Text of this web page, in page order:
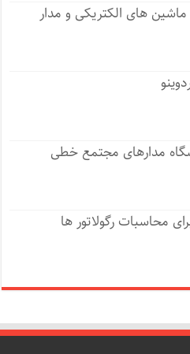
ماشین های الکتریکی و مدار
مدارهای مجتمع خطی
محاسبات رگولاتور ها